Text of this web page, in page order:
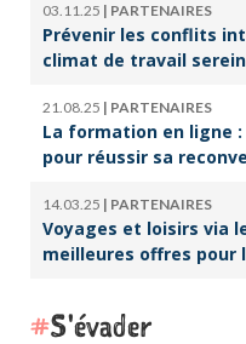
03.11.25 | PARTENAIRES
Prévenir les conflits
climat de travail serein
21.08.25 | PARTENAIRES
La formation en ligne
pour réussir sa
14.03.25 | PARTENAIRES
Voyages et loisirs via le
meilleures offres pour
S'évader